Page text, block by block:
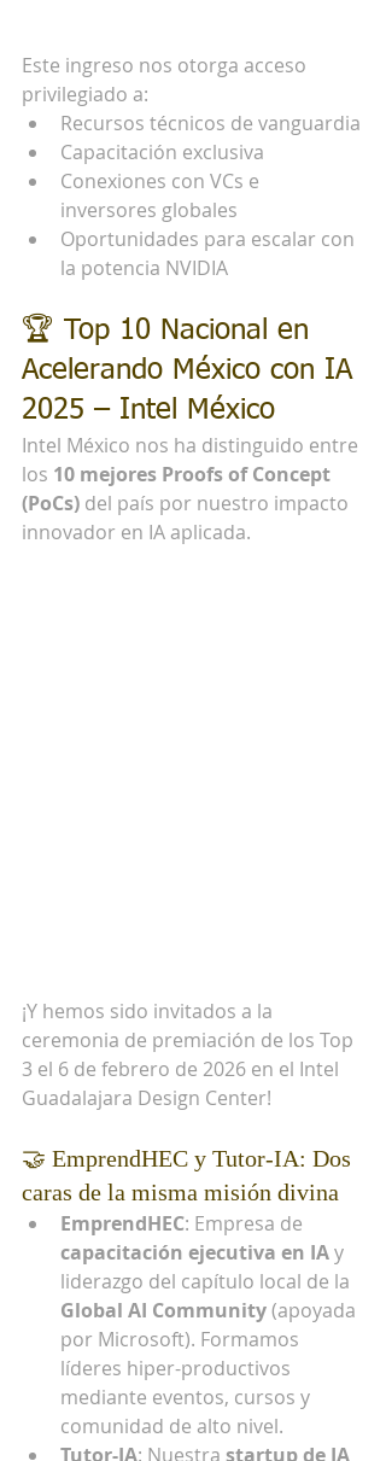
Este ingreso nos otorga acceso
privilegiado a:
Recursos técnicos de vanguardia
Capacitación exclusiva
Conexiones con VCs e
inversores globales
Oportunidades para escalar con
la potencia NVIDIA
🏆 Top 10 Nacional en
Acelerando México con IA
2025 – Intel México
Intel México nos ha distinguido entre
los 10 mejores Proofs of Concept
(PoCs) del país por nuestro impacto
innovador en IA aplicada.
¡Y hemos sido invitados a la
ceremonia de premiación de los Top
3 el 6 de febrero de 2026 en el Intel
Guadalajara Design Center!
🤝 EmprendHEC y Tutor-IA: Dos
caras de la misma misión divina
EmprendHEC: Empresa de
capacitación ejecutiva en IA y
liderazgo del capítulo local de la
Global AI Community (apoyada
por Microsoft). Formamos
líderes hiper-productivos
mediante eventos, cursos y
comunidad de alto nivel.
Tutor-IA: Nuestra startup de IA